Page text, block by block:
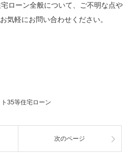
ローン全般について、ご不明な点や
気軽にお問い合わせください。
35等住宅ローン
次のページ